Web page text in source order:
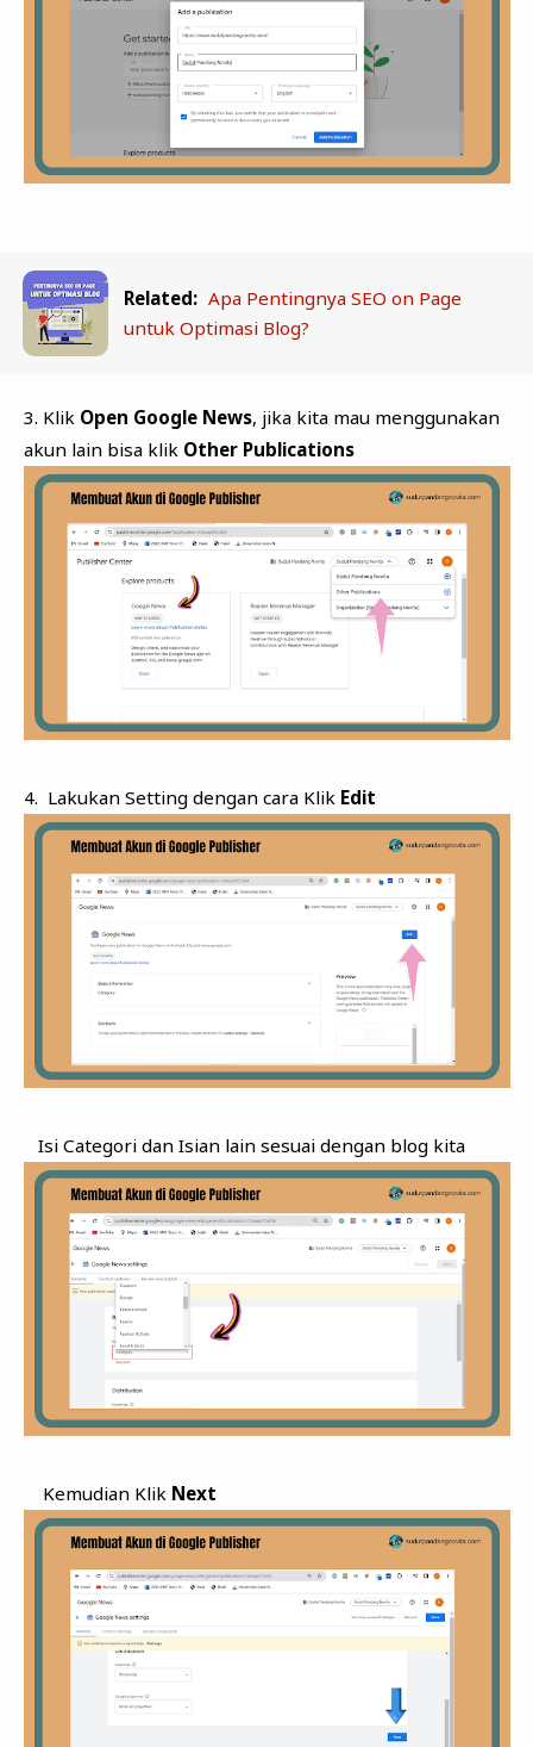
Related: Apa Pentingnya SEO on Page
untuk Optimasi Blog?
3. Klik Open Google News, jika kita mau menggunakan
akun lain bisa klik Other Publications
4. Lakukan Setting dengan cara Klik Edit
Isi Categori dan Isian lain sesuai dengan blog kita
Kemudian Klik Next